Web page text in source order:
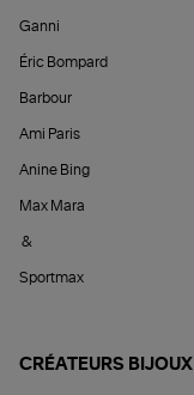
Ganni
Éric Bompard
Barbour
Ami Paris
Anine Bing
Max Mara
&
Sportmax
CRÉATEURS BIJOUX